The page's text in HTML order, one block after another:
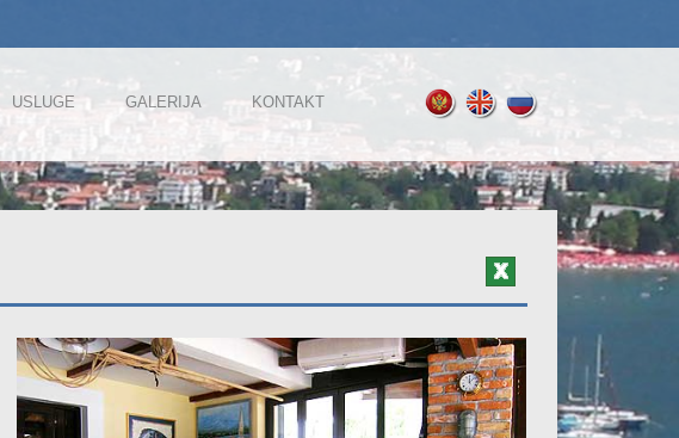
USLUGE GALERIJA KONTAKT